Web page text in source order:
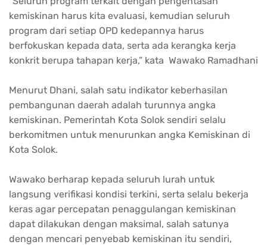
kemiskinan harus kita evaluasi, kemudian seluruh
program dari setiap OPD kedepannya harus
berfokuskan kepada data, serta ada kerangka kerja
konkrit berupa tahapan kerja,” kata Wawako Ramadhani
Menurut Dhani, salah satu indikator keberhasilan
pembangunan daerah adalah turunnya angka
kemiskinan. Pemerintah Kota Solok sendiri selalu
berkomitmen untuk menurunkan angka Kemiskinan di
Kota Solok.
Wawako berharap kepada seluruh lurah untuk
langsung verifikasi kondisi terkini, serta selalu bekerja
keras agar percepatan penaggulangan kemiskinan
dapat dilakukan dengan maksimal, salah satunya
dengan mencari penyebab kemiskinan itu sendiri,